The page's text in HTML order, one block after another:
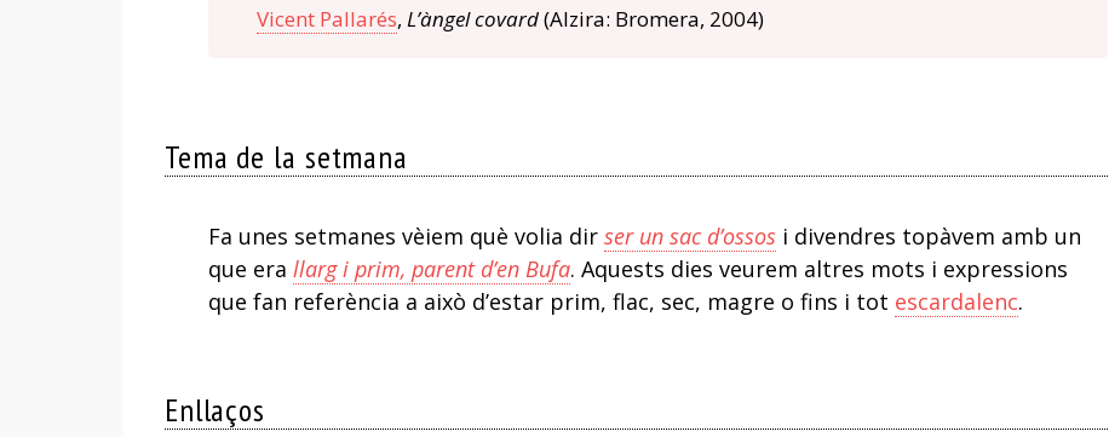
Vicent Pallarés, L’àngel covard(Alzira: Bromera, 2004)
Tema de la setmana
Fa unes setmanes vèiem què volia dir ser un sac d’ossosi divendres topàvem amb un
que era llarg i prim, parent d’en Bufa. Aquests dies veurem altres mots i expressions
que fan referència a això d’estar prim, flac, sec, magre o fins i tot escardalenc.
Enllaços